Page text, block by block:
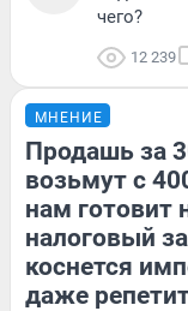
чего?
12 239
МНЕНИЕ
Продашь за
возьмут с
нам готовит
налоговый
коснется
даже